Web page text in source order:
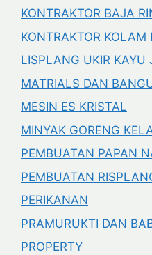
KONTRAKTOR BAJA
KONTRAKTOR KOLAM
LISPLANG UKIR KAYU
MATRIALS DAN
MESIN ES KRISTAL
MINYAK GORENG
PEMBUATAN PAPAN
PEMBUATAN
PERIKANAN
PRAMURUKTI DAN
PROPERTY